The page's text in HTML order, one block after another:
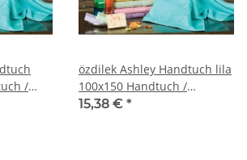
/
özdilek Ashley Handtuch lila
100x150 Handtuch /
Handtücher
15,38 € *